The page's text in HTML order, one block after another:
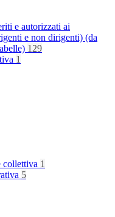
e autorizzati ai
e non dirigenti) (da
129
1
collettiva 1
5